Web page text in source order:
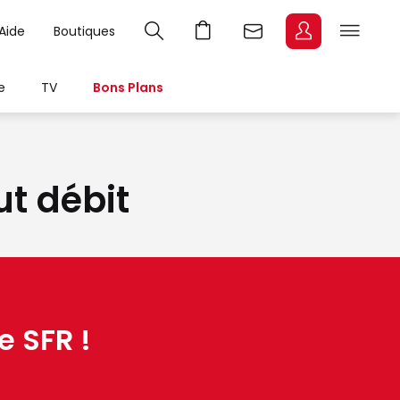
Boutiques
TV Bons Plans
débit
!